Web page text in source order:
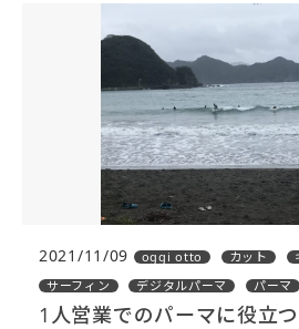
2021/11/09 oggi otto カット
サーフィン
デジタルパーマ パーマ
1人営業でのパーマに役立